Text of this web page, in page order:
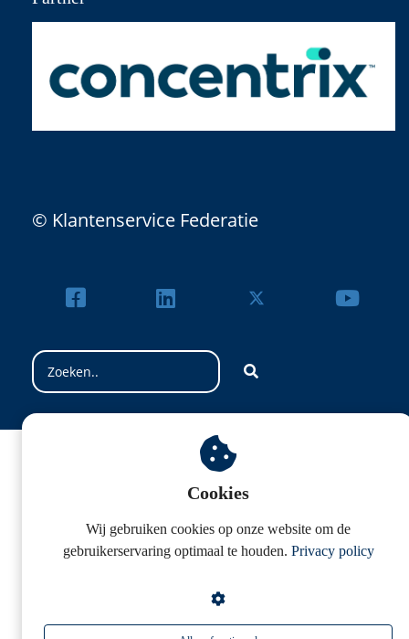
© Klantenservice Federatie
Cookies
Wij gebruiken cookies op onze website om de
gebruikerservaring optimaal te houden. Privacy policy